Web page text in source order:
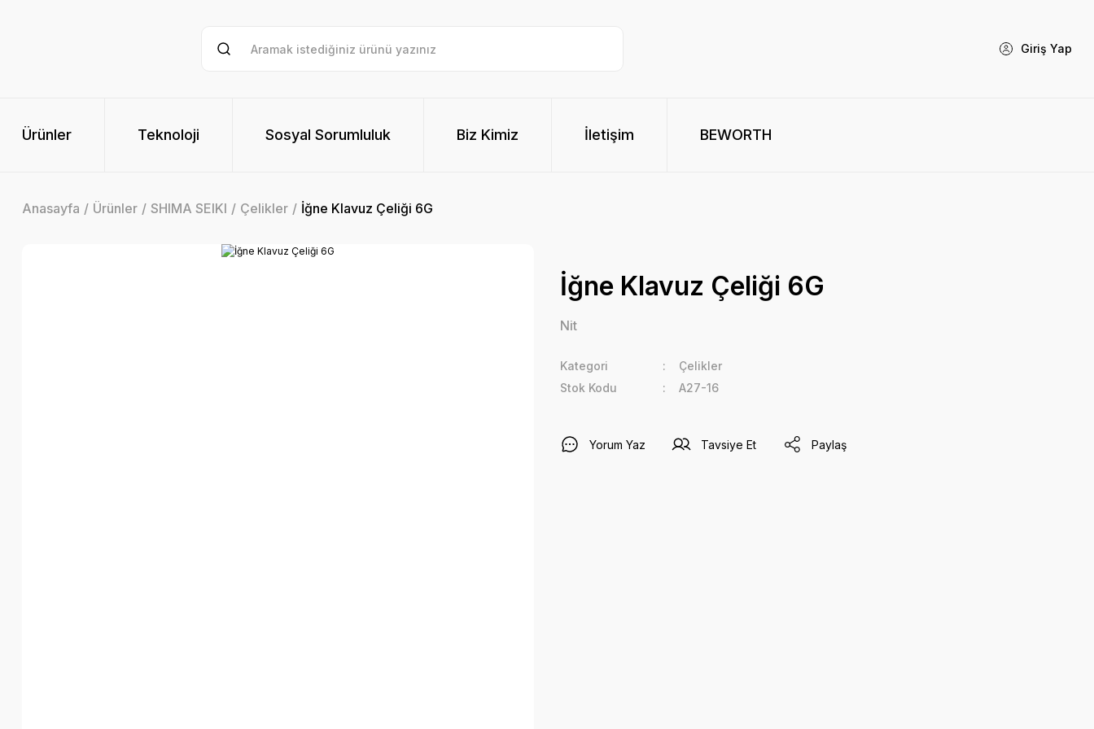
Giriş Yap
Ürünler Teknoloji Sosyal Sorumluluk Biz Kimiz İletişim BEWORTH
Anasayfa Ürünler SHIMA SEIKI Çelikler İğne Klavuz Çeliği 6G
İğne Klavuz Çeliği 6G
Nit
Kategori
Çelikler
Stok Kodu
A27-16
Yorum Yaz Tavsiye Et Paylaş